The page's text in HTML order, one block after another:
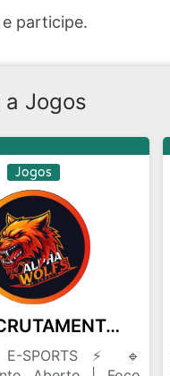
participe.
Jogos
Jogos
🟠⚫️RECRUTAMENTO APW⚫️🟠
SPORTS ⚡️ 🔹